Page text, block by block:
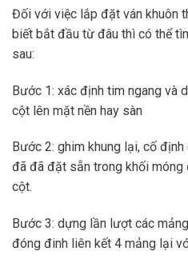
Đối với việc lắp đặt ván khuôn
biết bắt đầu từ đâu thì có thể
sau:
Bước 1: xác định tim ngang và
cột lên mặt nền hay sàn
Bước 2: ghim khung lại, cố
đã đã đặt sẵn trong khối móng
cột.
Bước 3: dựng lần lượt các
đóng đinh liên kết 4 mảng lại